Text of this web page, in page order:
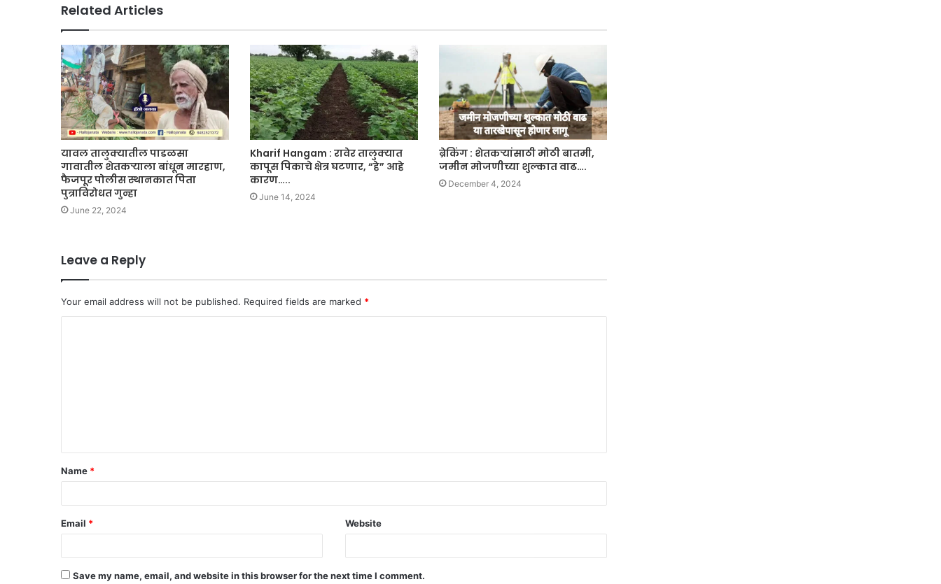
Related Articles
यावल तालुक्यातील पाडळसा
गावातील शेतकऱ्याला बांधून मारहाण,
फैजपूर पोलीस स्थानकात पिता
पुत्राविरोधत गुन्हा
June 22, 2024
Kharif Hangam : रावेर तालुक्यात
कापूस पिकाचे क्षेत्र घटणार, “हे” आहे
कारण…..
June 14, 2024
ब्रेकिंग : शेतकऱ्यांसाठी मोठी बातमी,
जमीन मोजणीच्या शुल्कात वाढ….
December 4, 2024
Leave a Reply
Your email address will not be published. Required fields are marked *
t
*
Name *
Email * Website
Save my name, email, and website in this browser for the next time I comment.